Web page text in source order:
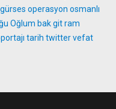
operasyon osmanlı
Oğlum bak gitram
tarih twittervefat